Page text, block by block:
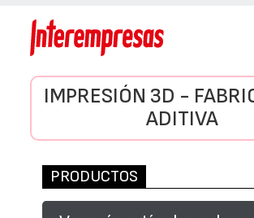
IMPRESIÓN 3D -
ADITIVA
PRODUCTOS